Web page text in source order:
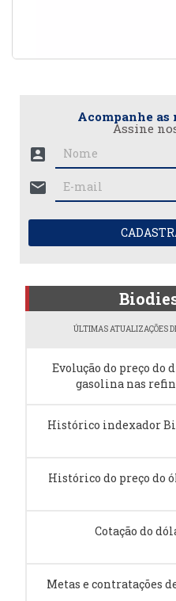
Acompanhe as
Assine
account_box
mail
ÚLTIMAS ATUALIZAÇÕES
Evolução do preço do
gasolina nas
Histórico indexador
Histórico do preço do
Cotação do
Metas e contratações